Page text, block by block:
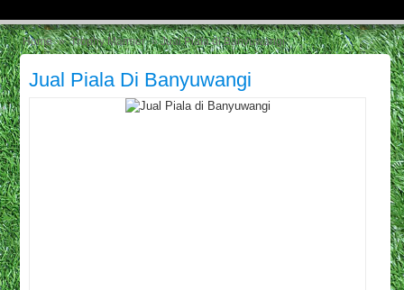
Home » Trophy Marmer » Jual Piala di Banyuwangi
Jual Piala Di Banyuwangi